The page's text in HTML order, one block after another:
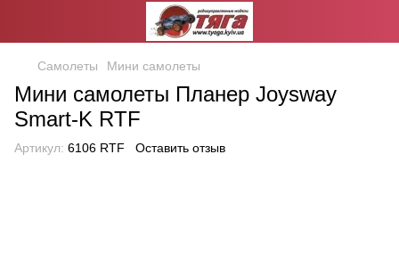
Самолеты Мини самолеты
Мини самолеты Планер Joysway
Smart-K RTF
Артикул: 6106 RTF Оставить отзыв